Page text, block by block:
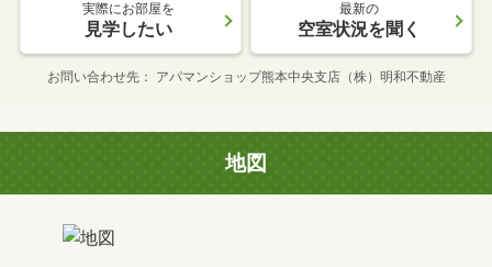
実際にお部屋を
見学したい
最新の
空室状況を聞く
お問い合わせ先 アパマンショップ熊本中央支店（株）明和不動産
地図